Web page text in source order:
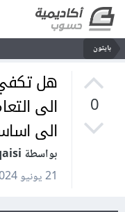
بايثون
0
هل
الى
بواسطة Muthanna Alqaisi
21 يونيو 2024